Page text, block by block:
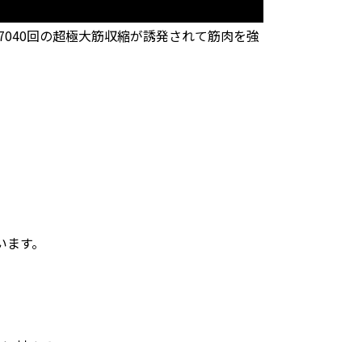
回の超極大筋収縮が誘発されて筋肉を強
す。